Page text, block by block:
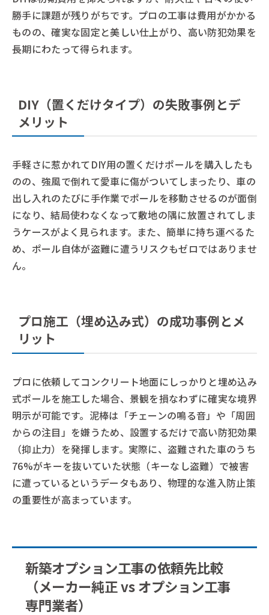
勝手に課題が残りがちです。プロの工事は費用がかかる
ものの、確実な固定と美しい仕上がり、高い防犯効果を
長期にわたって得られます。
DIY（置くだけタイプ）の失敗事例とデ
メリット
手軽さに惹かれてDIY用の置くだけポールを購入したも
のの、強風で倒れて愛車に傷がついてしまったり、車の
出し入れのたびに手作業でポールを移動させるのが面倒
になり、結局使わなくなって敷地の隅に放置されてしま
うケースがよく見られます。また、簡単に持ち運べるた
め、ポール自体が盗難に遭うリスクもゼロではありませ
ん。
プロ施工（埋め込み式）の成功事例とメ
リット
プロに依頼してコンクリート地面にしっかりと埋め込み
式ポールを施工した場合、景観を損なわずに確実な境界
明示が可能です。泥棒は「チェーンの鳴る音」や「周囲
からの注目」を嫌うため、設置するだけで高い防犯効果
（抑止力）を発揮します。実際に、盗難された車のうち
76%がキーを抜いていた状態（キーなし盗難）で被害
に遭っているというデータもあり、物理的な進入防止策
の重要性が高まっています。
新築オプション工事の依頼先比較
（メーカー純正 vs オプション工事
専門業者）